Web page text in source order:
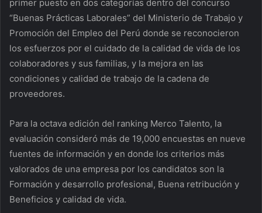
primer puesto en dos categorías dentro del concurso
“Buenas Prácticas Laborales” del Ministerio de Trabajo y
Promoción del Empleo del Perú donde se reconocieron
los esfuerzos por el cuidado de la calidad de vida de los
colaboradores y sus familias, y la mejora en las
condiciones y calidad de trabajo de la cadena de
proveedores.
Para la octava edición del ranking Merco Talento, la
evaluación consideró más de 19,000 encuestas en nueve
fuentes de información y en donde los criterios más
valorados de una empresa por los candidatos son la
Formación y desarrollo profesional, Buena retribución y
Beneficios y calidad de vida.